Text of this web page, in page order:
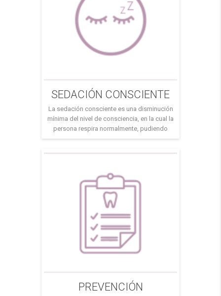
SEDACIÓN CONSCIENTE
La sedación consciente es una disminución
mínima del nivel de consciencia, en la cual la
persona respira normalmente, pudiendo
responder a las órdenes verbales del cirujano
opción para que tu experiencia sea
satisfactoria. Contamos con la […]
PREVENCIÓN